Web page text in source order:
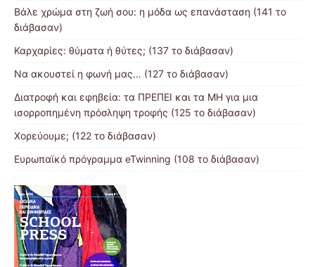
Βάλε χρώμα στη ζωή σου: η μόδα ως επανάσταση (141 το
διάβασαν)
Καρχαρίες: θύματα ή θύτες; (137 το διάβασαν)
Να ακουστεί η φωνή μας… (127 το διάβασαν)
Διατροφή και εφηβεία: τα ΠΡΕΠΕΙ και τα ΜΗ για μια
ισορροπημένη πρόσληψη τροφής (125 το διάβασαν)
Χορεύουμε; (122 το διάβασαν)
Ευρωπαϊκό πρόγραμμα eTwinning (108 το διάβασαν)